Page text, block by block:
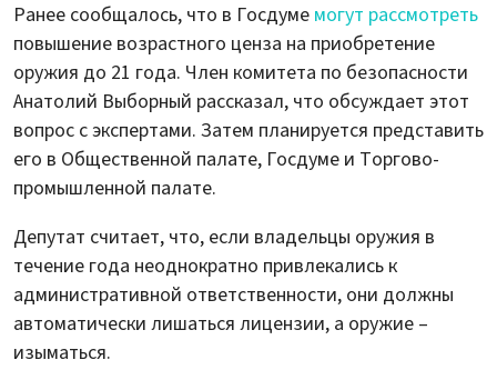
Ранее сообщалось, что в Госдуме могут рассмотреть
повышение возрастного ценза на приобретение
оружия до 21 года. Член комитета по безопасности
Анатолий Выборный рассказал, что обсуждает этот
вопрос с экспертами. Затем планируется представить
его в Общественной палате, Госдуме и Торгово-
промышленной палате.
Депутат считает, что, если владельцы оружия в
течение года неоднократно привлекались к
административной ответственности, они должны
автоматически лишаться лицензии, а оружие –
изыматься.